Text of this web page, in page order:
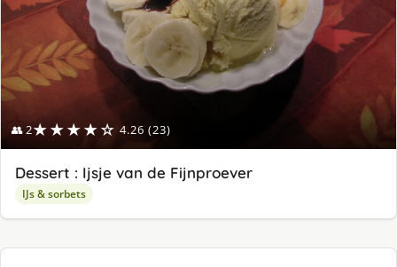
👥 2★★★★☆ 4.26 (23)
Dessert : Ijsje van de Fijnproever
IJs & sorbets